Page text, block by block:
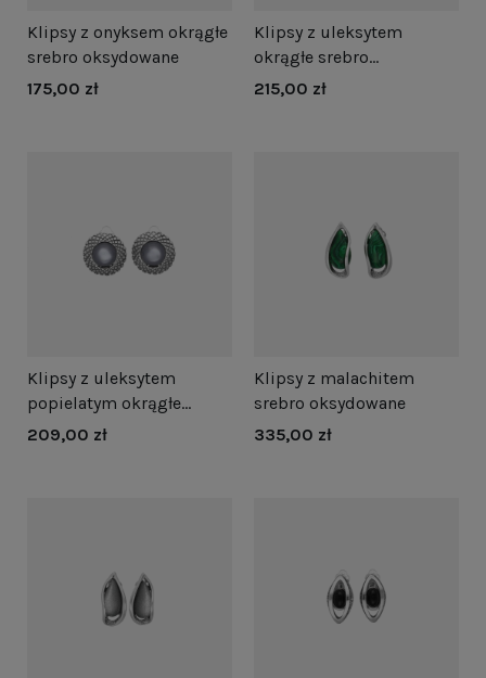
Klipsy z onyksem okrągłe
srebro oksydowane
175,00 zł
Klipsy z uleksytem
okrągłe srebro
oksydowane
215,00 zł
Klipsy z uleksytem
popielatym okrągłe
srebro oksydowane
209,00 zł
Klipsy z malachitem
srebro oksydowane
335,00 zł